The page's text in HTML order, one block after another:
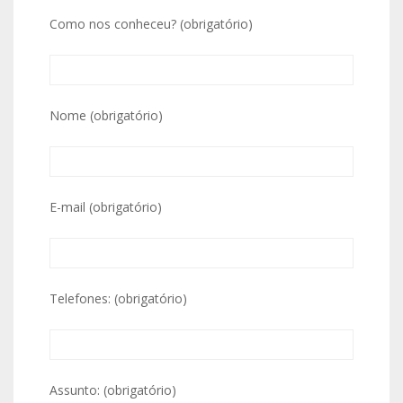
Como nos conheceu? (obrigatório)
Nome (obrigatório)
E-mail (obrigatório)
Telefones: (obrigatório)
Assunto: (obrigatório)